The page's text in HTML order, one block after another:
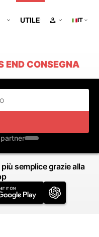
UTILE IT
END CONSEGNA
semplice grazie alla